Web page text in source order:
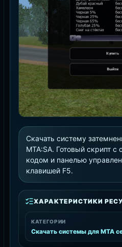
Скачать систему
MTA:SA. Готовый скрипт
кодом и панелью
клавишей F5.
ХАРАКТЕРИСТИКИ
КАТЕГОРИИ
Скачать системы для MTA